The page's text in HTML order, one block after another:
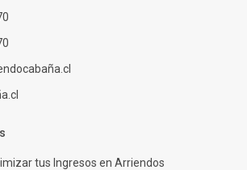
tus Ingresos en Arriendos